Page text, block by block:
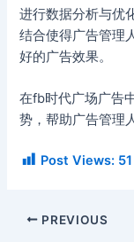
进行数据分析与优
结合使得广告管理
好的广告效果。
在fb时代广场广告
势，帮助广告管理
Post Views: 51
PREVIOUS